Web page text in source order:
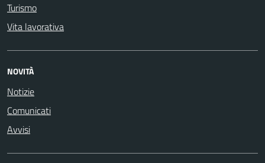
Turismo
Vita lavorativa
NOVITÀ
Notizie
Comunicati
Avvisi